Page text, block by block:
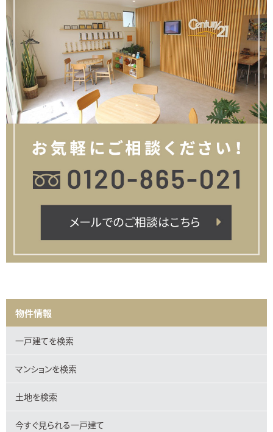
物件情報
一戸建てを検索
マンションを検索
土地を検索
今すぐ見られる一戸建て